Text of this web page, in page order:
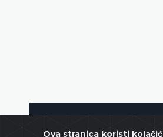
Ova stranica koristiUstavni sud